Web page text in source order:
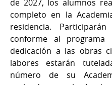
de 2027, los alumnos
completo en la
residencia.
conforme al programa
dedicación a las obras
labores estarán
número de su